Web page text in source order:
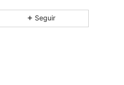
149
Seguir